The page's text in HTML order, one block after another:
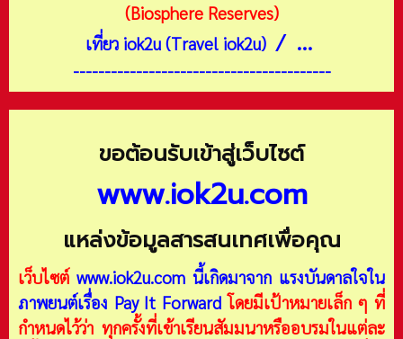
(Biosphere Reserves)
เที่ยว iok2u (Travel iok2u) / ...
-----------------------------------------
ขอต้อนรับเข้าสู่เว็บไซต์
www.iok2u.com
แหล่งข้อมูลสารสนเทศเพื่อคุณ
เว็บไซต์ www.iok2u.com นี้เกิดมาจาก แรงบันดาลใจใน
ภาพยนต์เรื่อง Pay It Forward โดยมีเป้าหมายเล็ก ๆ ที่
กำหนดไว้ว่า ทุกครั้งที่เข้าเรียนสัมมนาหรืออบรมในแต่ละ